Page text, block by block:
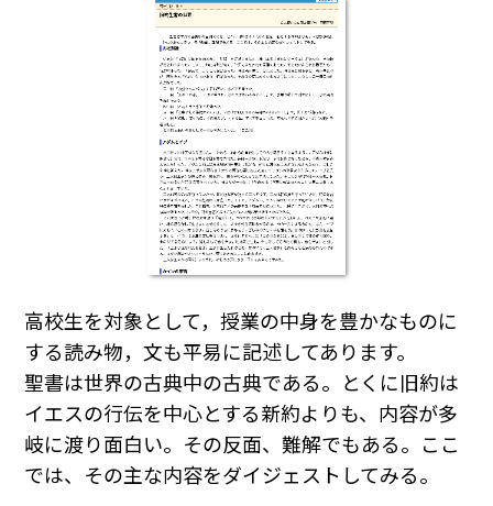
高校生を対象として，授業の中身を豊かなものに
する読み物，文も平易に記述してあります。
聖書は世界の古典中の古典である。とくに旧約は
イエスの行伝を中心とする新約よりも、内容が多
岐に渡り面白い。その反面、難解でもある。ここ
では、その主な内容をダイジェストしてみる。